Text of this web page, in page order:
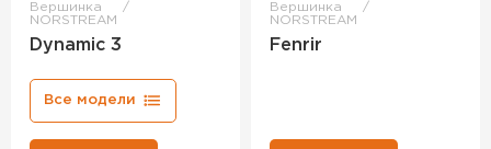
Вершинка
NORSTREAM
Dynamic 3
Все модели
Вершинка
NORSTREAM
Fenrir